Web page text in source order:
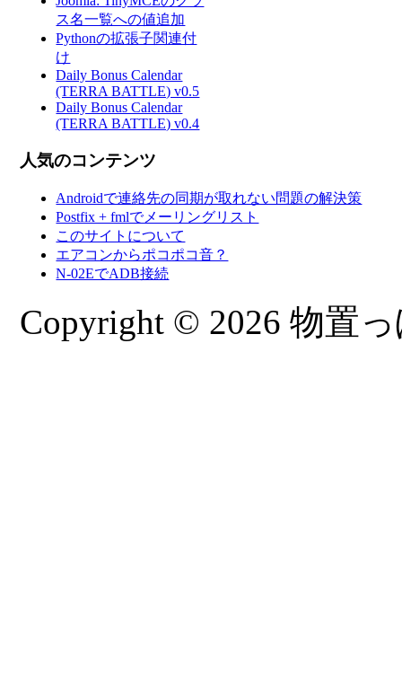
ス名一覧への値追加
Pythonの拡張子関連付
け
Daily Bonus Calendar
(TERRA BATTLE) v0.5
Daily Bonus Calendar
(TERRA BATTLE) v0.4
人気のコンテンツ
Androidで連絡先の同期が取れない問題の解決策
Postfix + fmlでメーリングリスト
このサイトについて
エアコンからポコポコ音？
N-02EでADB接続
Copyright © 2026 物置